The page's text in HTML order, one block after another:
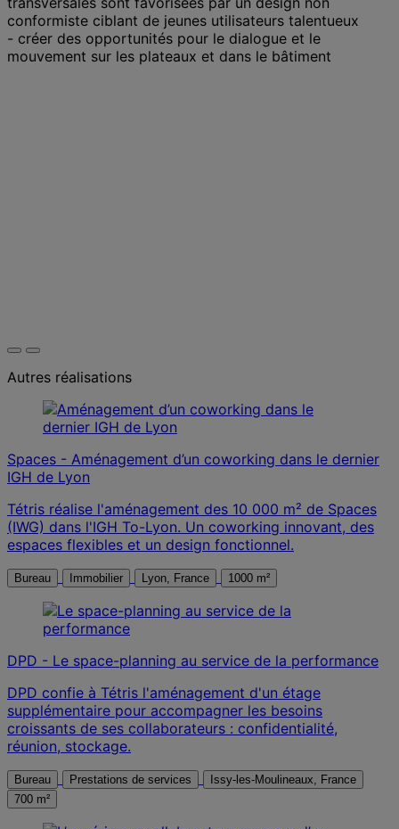
conformiste ciblant de jeunes utilisateurs talentueux
- créer des opportunités pour le dialogue et le
mouvement sur les plateaux et dans le bâtiment
Autres réalisations
Spaces - Aménagement d’un coworking dans le dernier
IGH de Lyon
Tétris réalise l'aménagement des 10 000 m² de Spaces
(IWG) dans l'IGH To-Lyon. Un coworking innovant, des
espaces flexibles et un design fonctionnel.
Bureau Immobilier Lyon, France 1000 m²
DPD - Le space-planning au service de la performance
DPD confie à Tétris l'aménagement d'un étage
supplémentaire pour accompagner les besoins
croissants de ses collaborateurs : confidentialité,
réunion, stockage.
Bureau Prestations de services
Issy-les-Moulineaux, France
700 m²